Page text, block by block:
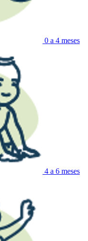
0 a 4 meses
4 a 6 meses